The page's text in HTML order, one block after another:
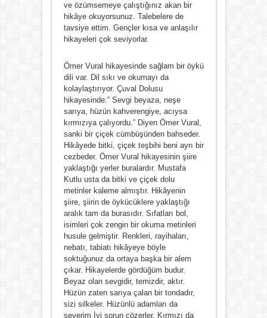
ve özümsemeye çalıştığınız akan bir
hikâye okuyorsunuz. Talebelere de
tavsiye ettim. Gençler kısa ve anlaşılır
hikayeleri çok seviyorlar.
Ömer Vural hikayesinde sağlam bir öykü
dili var. Dil sıkı ve okumayı da
kolaylaştırıyor. Çuval Dolusu
hikayesinde:” Sevgi beyaza, neşe
sarıya, hüzün kahverengiye, acıysa
kırmızıya çalıyordu.” Diyen Ömer Vural,
sanki bir çiçek cümbüşünden bahseder.
Hikâyede bitki, çiçek teşbihi beni ayrı bir
cezbeder. Ömer Vural hikayesinin şiire
yaklaştığı yerler buralardır. Mustafa
Kutlu usta da bitki ve çiçek dolu
metinler kaleme almıştır. Hikâyenin
şiire, şiirin de öykücüklere yaklaştığı
aralık tam da burasıdır. Sıfatları bol,
isimleri çok zengin bir okuma metinleri
husule gelmiştir. Renkleri, rayihaları,
nebatı, tabiatı hikâyeye böyle
soktuğunuz da ortaya başka bir alem
çıkar. Hikayelerde gördüğüm budur.
Beyaz olan sevgidir, temizdir, aktır.
Hüzün zaten sarıya çalan bir tondadır,
sizi silkeler. Hüzünlü adamları da
severim İyi sorun çözerler. Kırmızı da